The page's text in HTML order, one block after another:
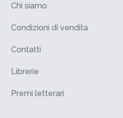
Chi siamo
Condizioni di vendita
Contatti
Librerie
Premi letterari